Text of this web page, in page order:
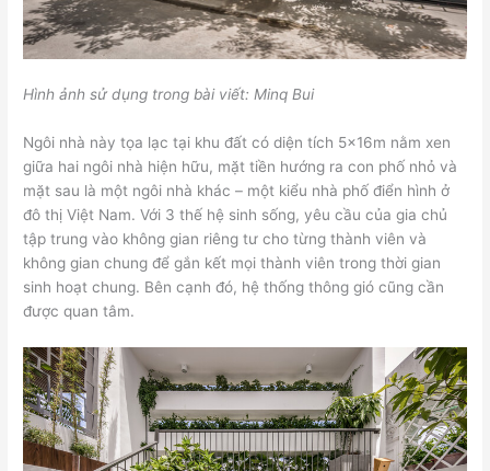
Hình ảnh sử dụng trong bài viết: Minq Bui
Ngôi nhà này tọa lạc tại khu đất có diện tích 5x16m nằm xen
giữa hai ngôi nhà hiện hữu, mặt tiền hướng ra con phố nhỏ và
mặt sau là một ngôi nhà khác – một kiểu nhà phố điển hình ở
đô thị Việt Nam. Với 3 thế hệ sinh sống, yêu cầu của gia chủ
tập trung vào không gian riêng tư cho từng thành viên và
không gian chung để gắn kết mọi thành viên trong thời gian
sinh hoạt chung. Bên cạnh đó, hệ thống thông gió cũng cần
được quan tâm.